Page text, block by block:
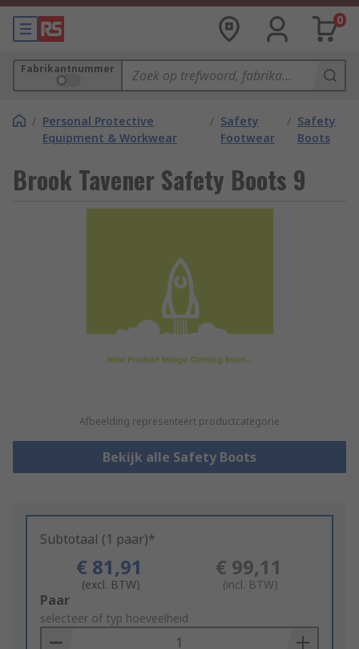
0
Fabrikantnummer
/ Personal Protective
Equipment & Workwear
/ Safety
Footwear
/ Safety
Boots
Brook Tavener Safety Boots 9
Afbeelding representeert productcategorie
Bekijk alle Safety Boots
Subtotaal (1 paar)*
€ 81,91
(excl. BTW)
€ 99,11
(incl. BTW)
Add
to
Basket
Paar
selecteer of typ hoeveelheid